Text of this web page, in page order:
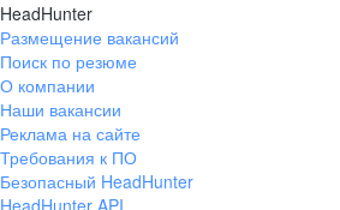
HeadHunter
Размещение вакансий
Поиск по резюме
О компании
Наши вакансии
Реклама на сайте
Требования к ПО
Безопасный HeadHunter
HeadHunter API